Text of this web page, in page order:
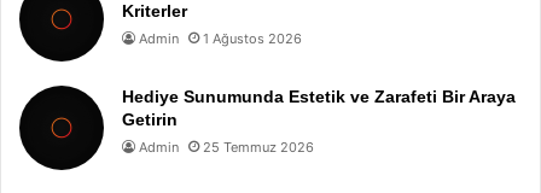
Kriterler
Admin 1 Ağustos 2026
Hediye Sunumunda Estetik ve Zarafeti Bir Araya
Getirin
Admin 25 Temmuz 2026